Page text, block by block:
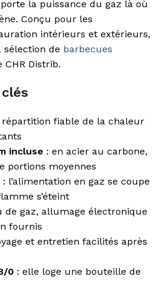
la puissance du gaz là où
Conçu pour les
intérieurs et extérieurs,
de barbecues
CHR Distrib.
répartition fiable de la chaleur
incluse : en acier au carbone,
portions moyennes
: l’alimentation en gaz se coupe
s’éteint
de gaz, allumage électronique
fournis
et entretien facilités après
0 : elle loge une bouteille de